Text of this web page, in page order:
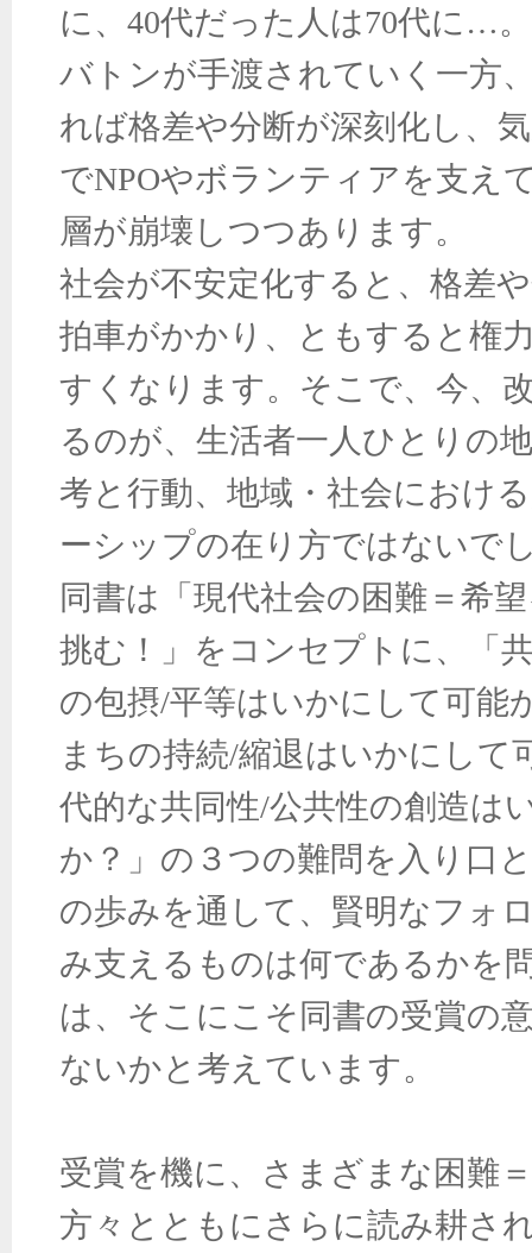
に、 40代だった人は70代に…。
バトンが手渡されていく一方
れば格差や分断が深刻化し、
でNPOやボランティアを支え
層が崩壊しつつあります。
社会が不安定化すると、格差
拍車がかかり、ともすると権
すくなります。そこで、今、
るのが、生活者一人ひとりの
考と行動、地域・社会におけ
ーシップの在り方ではないで
同書は「現代社会の困難＝希
挑む！」をコンセプトに、「
の包摂/平等はいかにして可能
まちの持続/縮退はいかにして
代的な共同性/公共性の創造は
か？」の３つの難問を入り口
の歩みを通して、賢明なフォ
み支えるものは何であるかを
は、そこにこそ同書の受賞の
ないかと考えています。
受賞を機に、さまざまな困難
方々とともにさらに読み耕さ